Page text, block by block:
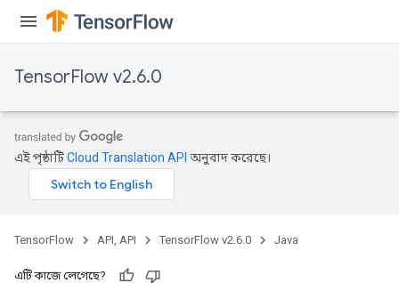
TensorFlow v2.6.0
এই পৃষ্ঠাটিCloud Translation API অনুবাদ করেছে।
TensorFlow API, API TensorFlow v2.6.0 Java
এটি কাজে লেগেছে?